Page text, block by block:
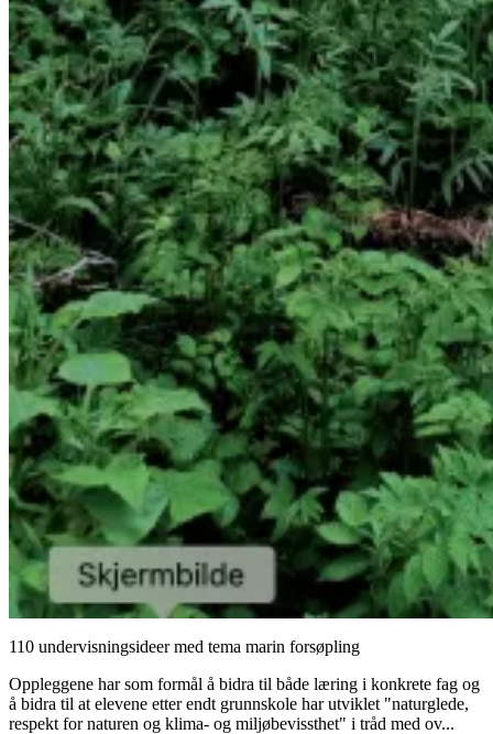
110 undervisningsideer med tema marin forsøpling
Oppleggene har som formål å bidra til både læring i konkrete fag og
å bidra til at elevene etter endt grunnskole har utviklet "naturglede,
respekt for naturen og klima- og miljøbevissthet" i tråd med ov...